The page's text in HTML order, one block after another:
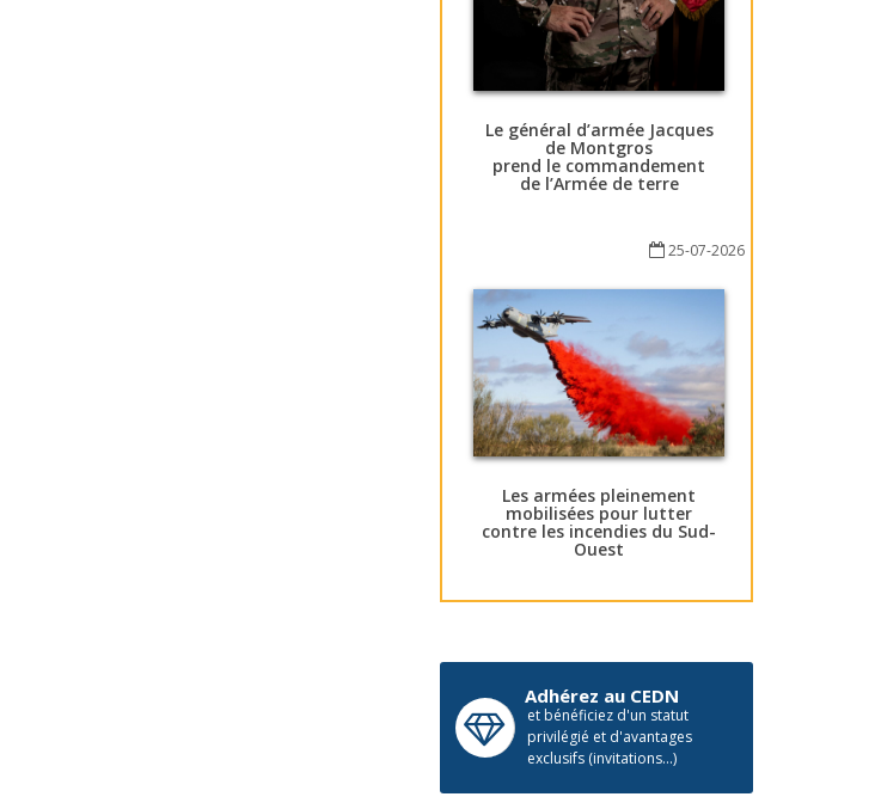
Le général d’armée Jacques
de Montgros
prend le commandement
de l’Armée de terre
25-07-2026
Les armées pleinement
mobilisées pour lutter
contre les incendies du Sud-
Ouest
Adhérez au CEDN
et bénéficiez d'un statut
privilégié et d'avantages
exclusifs (invitations...)